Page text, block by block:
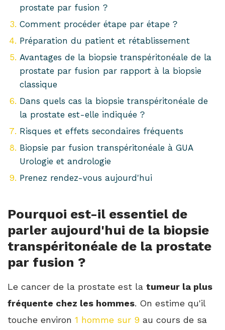
prostate par fusion ?
Comment procéder étape par étape ?
Préparation du patient et rétablissement
Avantages de la biopsie transpéritonéale de la
prostate par fusion par rapport à la biopsie
classique
Dans quels cas la biopsie transpéritonéale de
la prostate est-elle indiquée ?
Risques et effets secondaires fréquents
Biopsie par fusion transpéritonéale à GUA
Urologie et andrologie
Prenez rendez-vous aujourd'hui
Pourquoi est-il essentiel de
parler aujourd'hui de la biopsie
transpéritonéale de la prostate
par fusion ?
Le cancer de la prostate est la tumeur la plus
fréquente chez les hommes. On estime qu'il
touche environ 1 homme sur 9 au cours de sa